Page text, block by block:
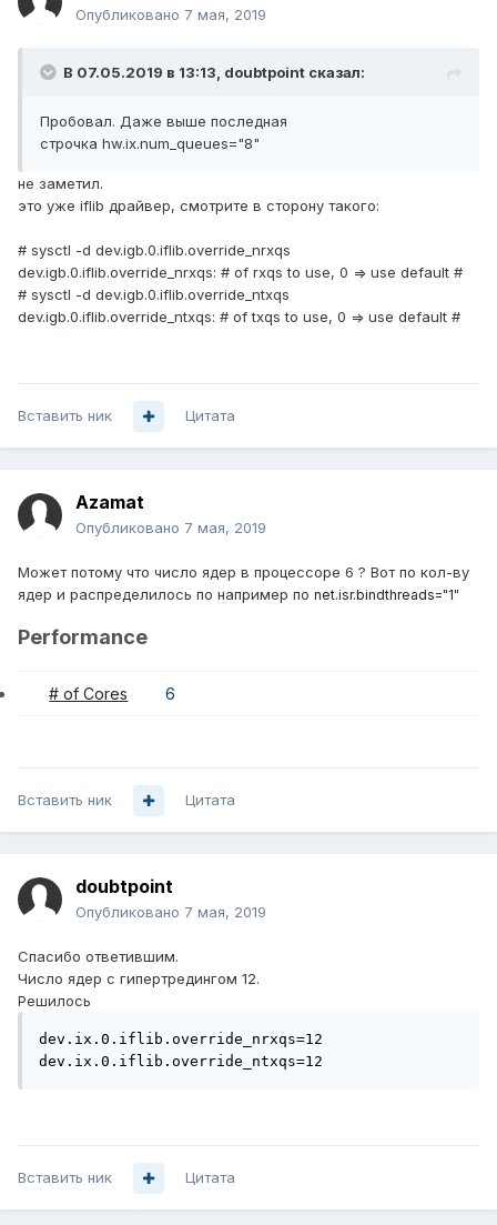
Опубликовано 7 мая, 2019
В 07.05.2019 в 13:13, doubtpoint сказал:
Пробовал. Даже выше последная
строчка hw.ix.num_queues="8"
не заметил.
это уже iflib драйвер, смотрите в сторону такого:
# sysctl -d dev.igb.0.iflib.override_nrxqs
dev.igb.0.iflib.override_nrxqs: # of rxqs to use, 0 => use default #
# sysctl -d dev.igb.0.iflib.override_ntxqs
dev.igb.0.iflib.override_ntxqs: # of txqs to use, 0 => use default #
Вставить ник Цитата
Azamat
Опубликовано 7 мая, 2019
Может потому что число ядер в процессоре 6 ? Вот по кол-ву
ядер и распределилось по например по net.isr.bindthreads="1"
Performance
# of Cores 6
Вставить ник Цитата
doubtpoint
Опубликовано 7 мая, 2019
Спасибо ответившим.
Число ядер с гипертредингом 12.
Решилось
dev.ix.0.iflib.override_nrxqs=12
dev.ix.0.iflib.override_ntxqs=12
Вставить ник Цитата